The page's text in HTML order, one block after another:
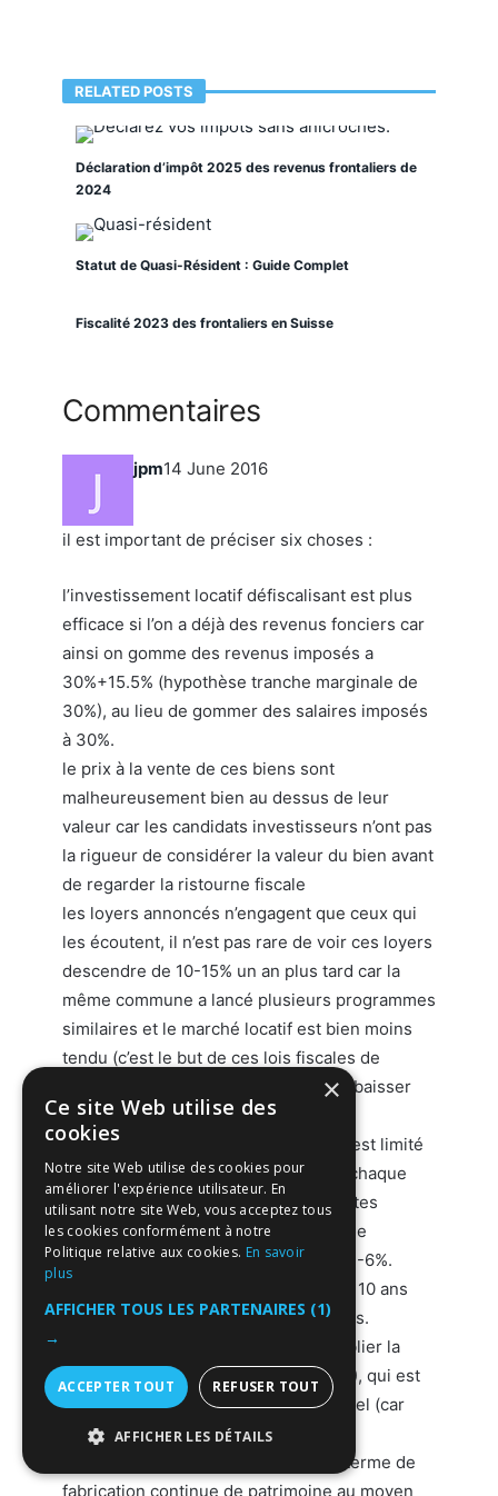
RELATED POSTS
Déclaration d’impôt 2025 des revenus frontaliers de
2024
Statut de Quasi-Résident : Guide Complet
Fiscalité 2023 des frontaliers en Suisse
Commentaires
jpm14 June 2016
il est important de préciser six choses :
l’investissement locatif défiscalisant est plus
efficace si l’on a déjà des revenus fonciers car
ainsi on gomme des revenus imposés a
30%+15.5% (hypothèse tranche marginale de
30%), au lieu de gommer des salaires imposés
à 30%.
le prix à la vente de ces biens sont
malheureusement bien au dessus de leur
valeur car les candidats investisseurs n’ont pas
la rigueur de considérer la valeur du bien avant
de regarder la ristourne fiscale
les loyers annoncés n’engagent que ceux qui
les écoutent, il n’est pas rare de voir ces loyers
descendre de 10-15% un an plus tard car la
même commune a lancé plusieurs programmes
similaires et le marché locatif est bien moins
tendu (c’est le but de ces lois fiscales de
détendre le marché, et donc de faire baisser
les loyers).
la revalorisation annuelle des loyers est limité
à l’IRL depuis Sarkozy, soit 0.8-0.9% chaque
année, contrairement aux années fastes
(1990s) ou c’était indexé sur l’indice de
construction (ICC), plus proche des 4-6%.
l’espérance de plus-value à terme de 10 ans
est de zéro vu les tendances actuelles.
la carotte fiscale ne doit pas faire oublier la
rentabilité intrinsèque du bien (4-6%), qui est
souvent plutot de 2 ou 3% sur les Pinel (car
masquée par la carotte fiscale).
L’immobilier locatif est un outil long terme de
fabrication continue de patrimoine au moyen
×
Ce site Web utilise des
cookies
Notre site Web utilise des cookies pour
améliorer l'expérience utilisateur. En
utilisant notre site Web, vous acceptez tous
les cookies conformément à notre
Politique relative aux cookies. En savoir
plus
AFFICHER TOUS LES PARTENAIRES (1)
→
ACCEPTER TOUT REFUSER TOUT
AFFICHER LES DÉTAILS
STRICTEMENT NÉCESSAIRES